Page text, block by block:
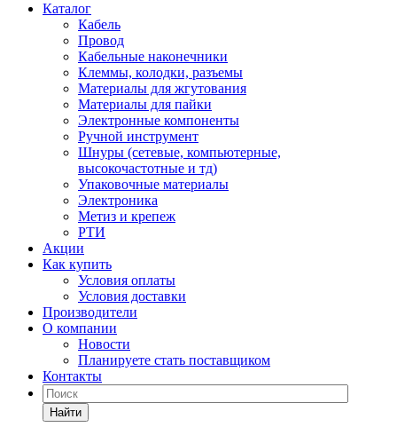
Каталог
Кабель
Провод
Кабельные наконечники
Клеммы, колодки, разъемы
Материалы для жгутования
Материалы для пайки
Электронные компоненты
Ручной инструмент
Шнуры (сетевые, компьютерные,
высокочастотные и тд)
Упаковочные материалы
Электроника
Метиз и крепеж
РТИ
Акции
Как купить
Условия оплаты
Условия доставки
Производители
О компании
Новости
Планируете стать поставщиком
Контакты
Найти